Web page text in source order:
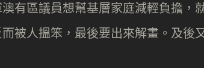
有區議員想幫基層家庭減輕負擔，
被人搵笨，最後要出來解畫。及後